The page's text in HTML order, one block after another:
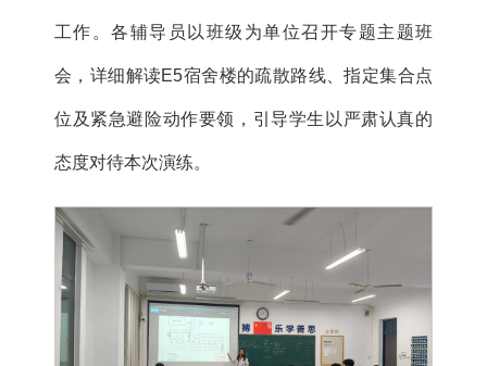
工作。各辅导员以班级为单位召开专题主题班
会，详细解读E5宿舍楼的疏散路线、指定集合点
位及紧急避险动作要领，引导学生以严肃认真的
态度对待本次演练。